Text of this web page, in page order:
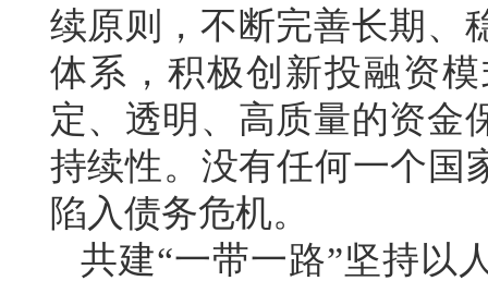
续原则，不断完善长期、
体系，积极创新投融资
定、透明、高质量的资金
持续性。没有任何一个国
陷入债务危机。
共建“一带一路”坚持以